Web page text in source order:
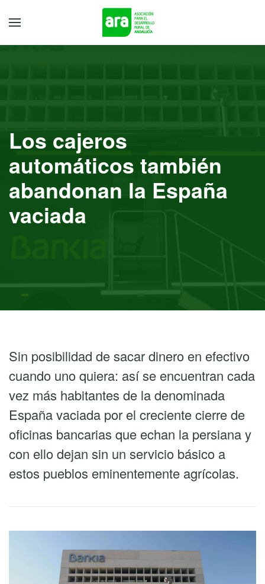
Los cajeros
automáticos también
abandonan la España
vaciada
Sin posibilidad de sacar dinero en efectivo
cuando uno quiera: así se encuentran cada
vez más habitantes de la denominada
España vaciada por el creciente cierre de
oficinas bancarias que echan la persiana y
con ello dejan sin un servicio básico a
estos pueblos eminentemente agrícolas.